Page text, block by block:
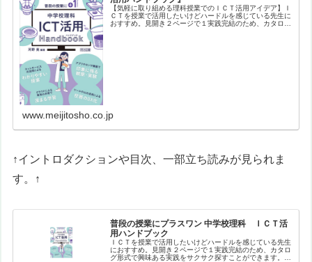
【気軽に取り組める理科授業でのＩＣＴ活用アイデア】Ｉ
ＣＴを授業で活用したいけどハードルを感じている先生に
おすすめ。見開き２ページで１実践完結のため、カタログ
www.meijitosho.co.jp
↑イントロダクションや目次、一部立ち読みが見られま
す。↑
普段の授業にプラスワン 中学校理科 ＩＣＴ活
用ハンドブック
ＩＣＴを授業で活用したいけどハードルを感じている先生
におすすめ。見開き２ページで１実践完結のため、カタロ
グ形式で興味ある実践をサクサク探すことができます。バ